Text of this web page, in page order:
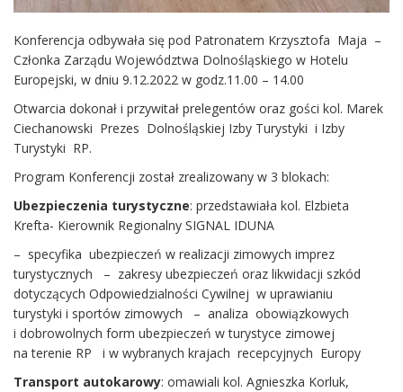
Konferencja odbywała się pod Patronatem Krzysztofa Maja –
Członka Zarządu Województwa Dolnośląskiego w Hotelu
Europejski, w dniu 9.12.2022 w godz.11.00 – 14.00
Otwarcia dokonał i przywitał prelegentów oraz gości kol. Marek
Ciechanowski Prezes Dolnośląskiej Izby Turystyki i Izby
Turystyki RP.
Program Konferencji został zrealizowany w 3 blokach:
Ubezpieczenia turystyczne: przedstawiała kol. Elzbieta
Krefta- Kierownik Regionalny SIGNAL IDUNA
– specyfika ubezpieczeń w realizacji zimowych imprez
turystycznych – zakresy ubezpieczeń oraz likwidacji szkód
dotyczących Odpowiedzialności Cywilnej w uprawianiu
turystyki i sportów zimowych – analiza obowiązkowych
i dobrowolnych form ubezpieczeń w turystyce zimowej
na terenie RP i w wybranych krajach recepcyjnych Europy
Transport autokarowy: omawiali kol. Agnieszka Korluk,